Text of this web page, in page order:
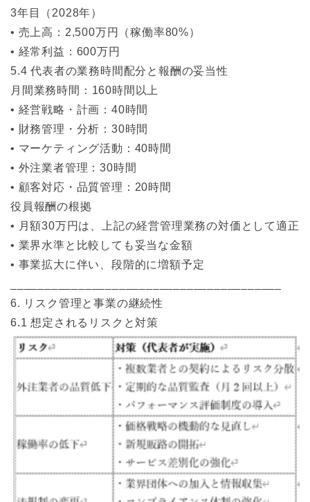
3年目（2028年）
• 売上高：2,500万円（稼働率80%）
• 経常利益：600万円
5.4 代表者の業務時間配分と報酬の妥当性
月間業務時間：160時間以上
• 経営戦略・計画：40時間
• 財務管理・分析：30時間
• マーケティング活動：40時間
• 外注業者管理：30時間
• 顧客対応・品質管理：20時間
役員報酬の根拠
• 月額30万円は、上記の経営管理業務の対価として適正
• 業界水準と比較しても妥当な金額
• 事業拡大に伴い、段階的に増額予定
6. リスク管理と事業の継続性
6.1 想定されるリスクと対策